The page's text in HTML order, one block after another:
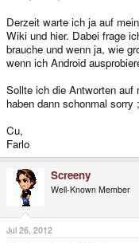
Derzeit warte ich ja auf
Wiki und hier. Dabei frage
brauche und wenn ja, wie
wenn ich Android
Sollte ich die Antworten auf
haben dann schonmal sorry
Cu,
Farlo
Screeny
Well-Known Member
Jul 26, 2012